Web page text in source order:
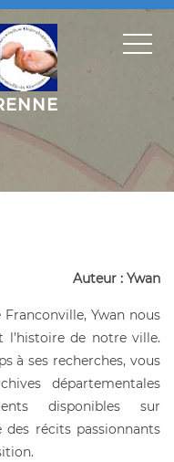
Auteur : Ywan
Ywan nous
l’histoire de notre ville.
à ses recherches, vous
départementales
disponibles sur
récits passionnants